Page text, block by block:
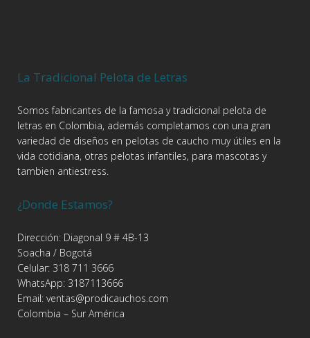
La Tradicional Pelota de Letras
Somos fabricantes de la famosa y tradicional pelota de
letras en Colombia, además completamos con una gran
variedad de diseños en pelotas de caucho muy útiles en la
vida cotidiana, otras pelotas infantiles, para mascotas y
tambien antiestress.
¿Donde Estamos?
Dirección: Diagonal 9 # 4B-13
Soacha / Bogotá
Celular: 318 711 3666
WhatsApp: 3187113666
Email: ventas@prodicauchos.com
Colombia – Sur América